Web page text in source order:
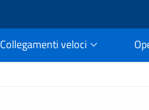
Collegamenti veloci